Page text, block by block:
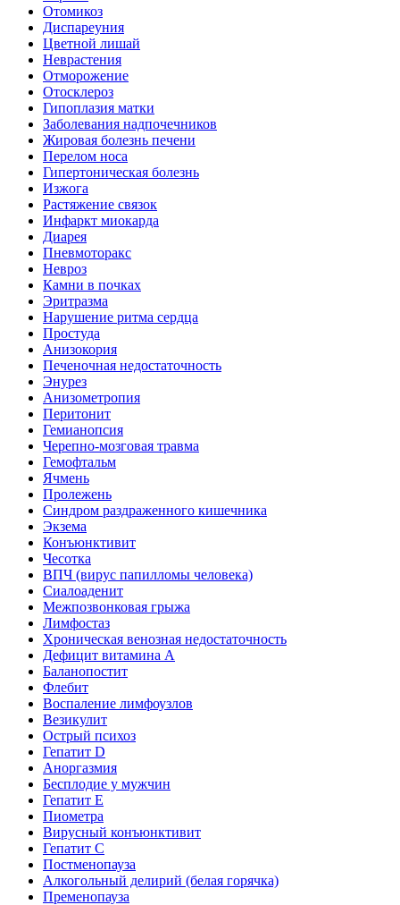
Отомикоз
Диспареуния
Цветной лишай
Неврастения
Отморожение
Отосклероз
Гипоплазия матки
Заболевания надпочечников
Жировая болезнь печени
Перелом носа
Гипертоническая болезнь
Изжога
Растяжение связок
Инфаркт миокарда
Диарея
Пневмоторакс
Невроз
Камни в почках
Эритразма
Нарушение ритма сердца
Простуда
Анизокория
Печеночная недостаточность
Энурез
Анизометропия
Перитонит
Гемианопсия
Черепно-мозговая травма
Гемофтальм
Ячмень
Пролежень
Синдром раздраженного кишечника
Экзема
Конъюнктивит
Чесотка
ВПЧ (вирус папилломы человека)
Сиалоаденит
Межпозвонковая грыжа
Лимфостаз
Хроническая венозная недостаточность
Дефицит витамина А
Баланопостит
Флебит
Воспаление лимфоузлов
Везикулит
Острый психоз
Гепатит D
Аноргазмия
Бесплодие у мужчин
Гепатит E
Пиометра
Вирусный конъюнктивит
Гепатит C
Постменопауза
Алкогольный делирий (белая горячка)
Пременопауза